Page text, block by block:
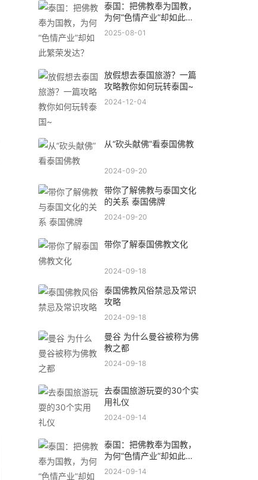
泰国：把佛教奉为国教，
为何“色情产业”却如此繁
荣发达？
2025-08-01
放假想去泰国旅游？一篇
攻略教你如何玩转泰国~
2024-12-04
从“砍头献佛”看泰国佛教
2024-09-20
带你了解佛教与泰国文化
的关系 泰国佛牌
2024-09-20
带你了解泰国佛教文化
2024-09-18
泰国佛教风俗禁忌及常识
攻略
2024-09-18
曼谷 为什么曼谷被称为佛
教之都
2024-09-18
去泰国旅游玩耍的30个实
用礼仪
2024-09-14
泰国：把佛教奉为国教，
为何“色情产业”却如此繁
荣发达？
2024-09-14